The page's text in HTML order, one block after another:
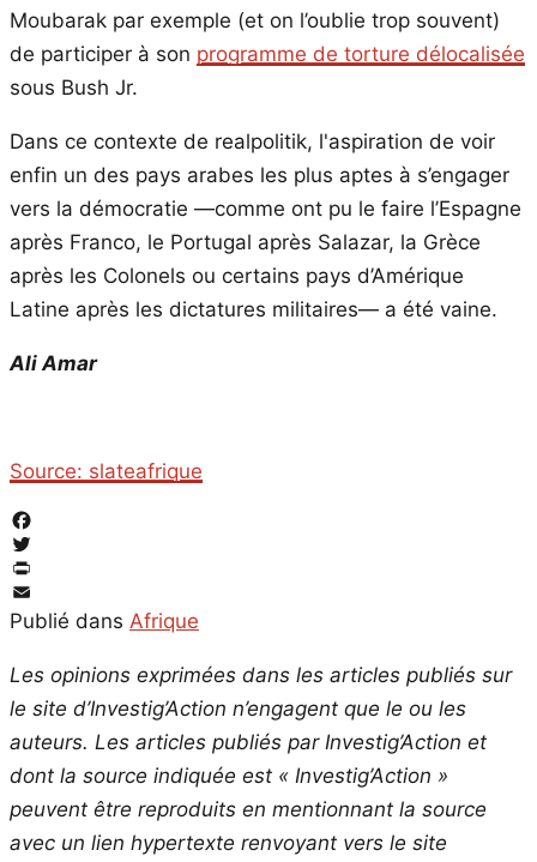
Moubarak par exemple (et on l’oublie trop souvent)
de participer à son programme de torture délocalisée
sous Bush Jr.
Dans ce contexte de realpolitik, l'aspiration de voir
enfin un des pays arabes les plus aptes à s’engager
vers la démocratie —comme ont pu le faire l’Espagne
après Franco, le Portugal après Salazar, la Grèce
après les Colonels ou certains pays d’Amérique
Latine après les dictatures militaires— a été vaine.
Ali Amar
Source: slateafrique
Facebook
Twitter
PrintFriendly
Email
Publié dans Afrique
Les opinions exprimées dans les articles publiés sur
le site d’Investig’Action n’engagent que le ou les
auteurs. Les articles publiés par Investig’Action et
dont la source indiquée est « Investig’Action »
peuvent être reproduits en mentionnant la source
avec un lien hypertexte renvoyant vers le site